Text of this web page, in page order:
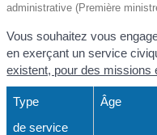
administrative (Première
Vous souhaitez vous
en exerçant un service
existent, pour des missions
Type
de service
Âge